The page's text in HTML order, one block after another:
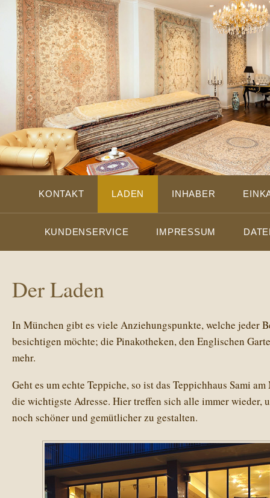
KONTAKT LADEN INHABER
KUNDENSERVICE IMPRESSUM
Der Laden
In München gibt es viele Anziehungspunkte, welche jeder
besichtigen möchte; die Pinakotheken, den Englischen
mehr.
Geht es um echte Teppiche, so ist das Teppichhaus Sami
die wichtigste Adresse. Hier treffen sich alle immer wieder,
noch schöner und gemütlicher zu gestalten.